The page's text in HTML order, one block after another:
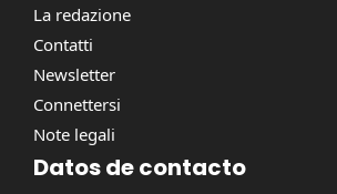
La redazione
Contatti
Newsletter
Connettersi
Note legali
Datos de contacto